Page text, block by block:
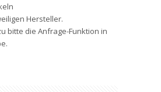
Hersteller.
bitte die Anfrage-Funktion in